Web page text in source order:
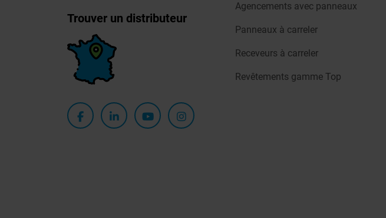
Trouver un distributeur
Agencements avec panneaux
Panneaux à carreler
Receveurs à carreler
Revêtements gamme Top